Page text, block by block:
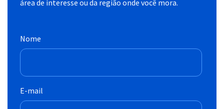
área de interesse ou da região onde você mora.
Nome
E-mail